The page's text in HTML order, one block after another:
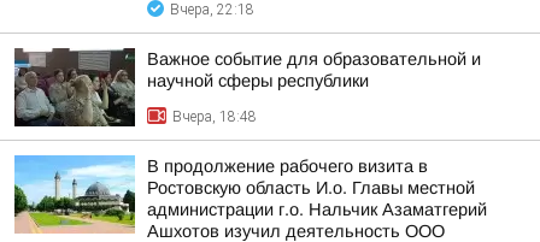
Вчера, 22:18
Важное событие для образовательной и
научной сферы республики
Вчера, 18:48
В продолжение рабочего визита в
Ростовскую область И.о. Главы местной
администрации г.о. Нальчик Азаматгерий
Ашхотов изучил деятельность ООО